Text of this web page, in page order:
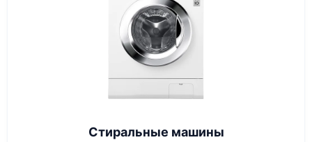
Стиральные машины